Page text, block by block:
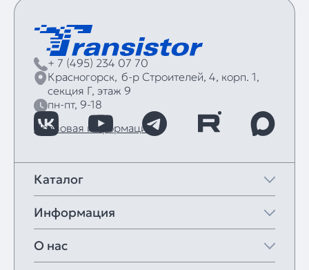
+ 7 (495) 234 07 70
Красногорск, б‑р Строителей, 4, корп. 1,
секция Г, этаж 9
пн-пт, 9-18
Правовая информация
Каталог
Информация
О нас